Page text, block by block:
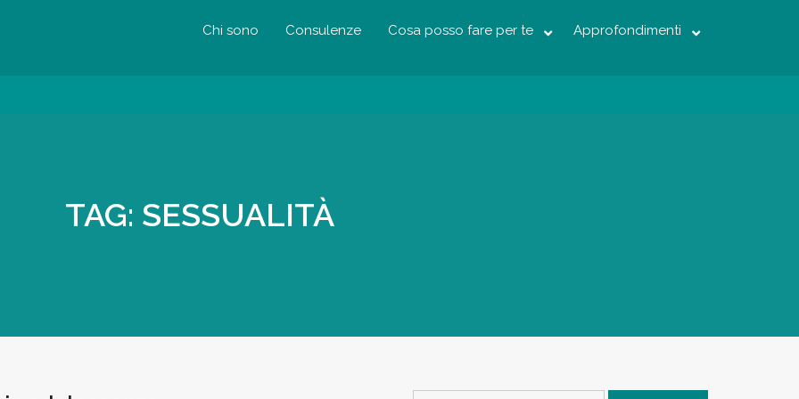
Chi sono Consulenze Cosa posso fare per te Approfondimenti
TAG: SESSUALITÀ